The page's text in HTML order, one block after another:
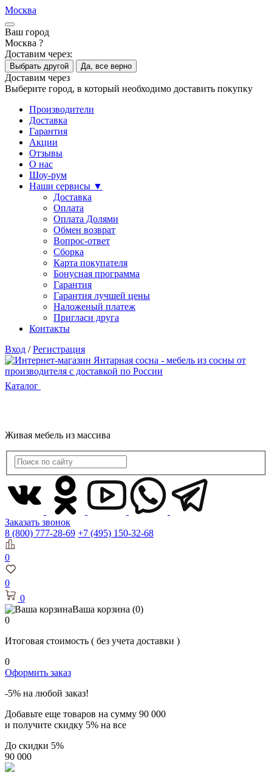
Москва
Ваш город
Москва ?
Доставим через:
Выбрать другой Да, все верно
Доставим через
Выберите город, в который необходимо доставить покупку
Производители
Доставка
Гарантия
Акции
Отзывы
О нас
Шоу-рум
Наши сервисы ▼
Доставка
Оплата
Оплата Долями
Обмен возврат
Вопрос-ответ
Сборка
Карта покупателя
Бонусная программа
Гарантия
Гарантия лучшей цены
Наложеный платеж
Пригласи друга
Контакты
Вход / Регистрация
Каталог
Живая мебель из массива
Заказать звонок
8 (800) 777-28-69 +7 (495) 150-32-68
0
0
0
Ваша корзина (0)
0
Итоговая стоимость ( без учета доставки )
0
Оформить заказ
-5% на любой заказ!
Добавьте еще товаров на сумму 90 000
и получите скидку 5% на все
До скидки 5%
90 000